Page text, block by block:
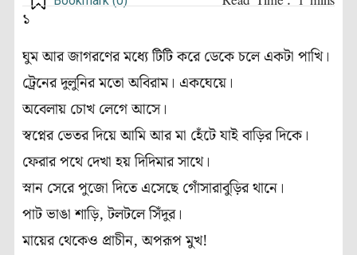
১
ঘুম আর জাগরণের মধ্যে টিটি করে ডেকে চলে একটা পাখি।
ট্রেনের দুলুনির মতো অবিরাম। একঘেয়ে।
অবেলায় চোখ লেগে আসে।
স্বপ্নের ভেতর দিয়ে আমি আর মা হেঁটে যাই বাড়ির দিকে।
ফেরার পথে দেখা হয় দিদিমার সাথে।
স্নান সেরে পুজো দিতে এসেছে গোঁসারাবুড়ির থানে।
পাট ভাঙা শাড়ি, টলটলে সিঁদুর।
মায়ের থেকেও প্রাচীন, অপরূপ মুখ!